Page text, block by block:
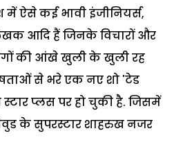
में ऐसे कई भावी इंजीनियर्स,
आदि हैं जिनके विचारों और
की आंखे खुली के खुली रह
से भरे एक नए शो 'टेड
प्लस पर हो चुकी है. जिसमें
के सुपरस्टार शाहरुख नजर